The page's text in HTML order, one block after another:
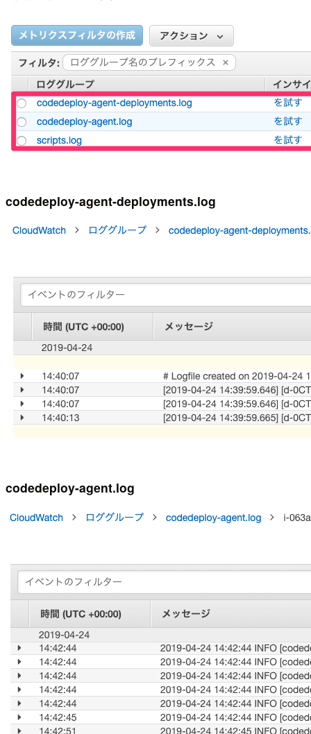
codedeploy-agent-deployments.log
codedeploy-agent.log